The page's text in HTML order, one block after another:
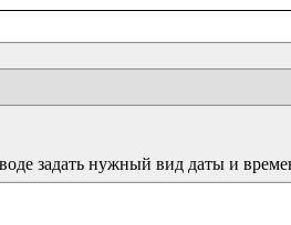
задать нужный вид даты и